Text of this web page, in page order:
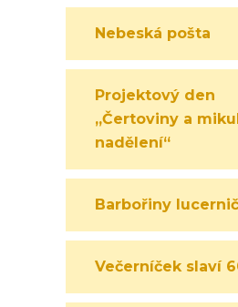
Nebeská pošta
Projektový den
„Čertoviny a
nadělení“
Barbořiny
Večerníček slaví